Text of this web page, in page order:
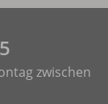
zwischen